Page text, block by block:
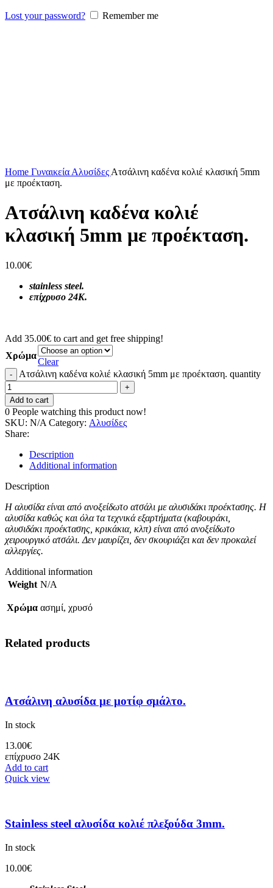
Lost your password? Remember me
Home Γυναικεία Αλυσίδες Ατσάλινη καδένα κολιέ κλασική 5mm
με προέκταση.
Ατσάλινη καδένα κολιέ
κλασική 5mm με προέκταση.
10.00€
stainless steel.
επίχρυσο 24Κ.
Add 35.00€ to cart and get free shipping!
Χρώμα
Clear
Ατσάλινη καδένα κολιέ κλασική 5mm με προέκταση. quantity
Add to cart
0 People watching this product now!
SKU: N/A Category: Αλυσίδες
Share:
Description
Additional information
Description
Η αλυσίδα είναι από ανοξείδωτο ατσάλι με αλυσιδάκι προέκτασης. Η
αλυσίδα καθώς και όλα τα τεχνικά εξαρτήματα (καβουράκι,
αλυσιδάκι προέκτασης, κρικάκια, κλπ) είναι από ανοξείδωτο
χειρουργικό ατσάλι. Δεν μαυρίζει, δεν σκουριάζει και δεν προκαλεί
αλλεργίες.
Additional information
Weight N/A
Χρώμα ασημί, χρυσό
Related products
Ατσάλινη αλυσίδα με μοτίφ σμάλτο.
In stock
13.00€
επίχρυσο 24Κ
Add to cart
Quick view
Stainless steel αλυσίδα κολιέ πλεξούδα 3mm.
In stock
10.00€